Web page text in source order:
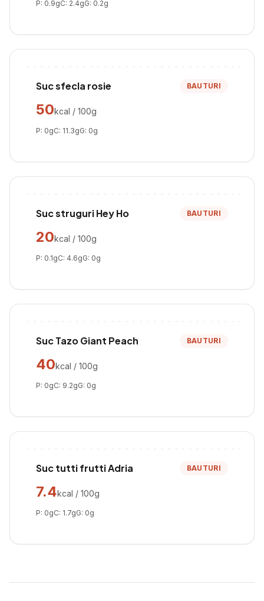
P: 0.9gC: 2.4gG: 0.2g
Suc sfecla rosie BAUTURI
50kcal / 100g
P: 0gC: 11.3gG: 0g
Suc struguri Hey Ho BAUTURI
20kcal / 100g
P: 0.1gC: 4.6gG: 0g
Suc Tazo Giant Peach BAUTURI
40kcal / 100g
P: 0gC: 9.2gG: 0g
Suc tutti frutti Adria BAUTURI
7.4kcal / 100g
P: 0gC: 1.7gG: 0g